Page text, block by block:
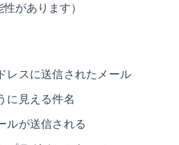
があります）
レスに送信されたメール
に見える件名
ルが送信される